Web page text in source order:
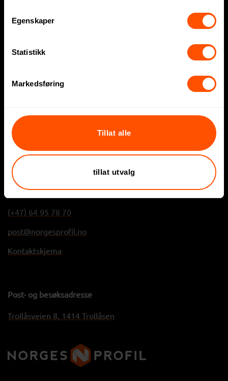
Egenskaper
Statistikk
Markedsføring
Tillat alle
tillat utvalg
Sommergaver
NorgesProfil AS
Blogg
Om NorgesProfil
Kontakt
(+47) 64 95 78 70
post@norgesprofil.no
Kontaktskjema
Post- og besøksadresse
Trollåsveien 8, 1414 Trollåsen